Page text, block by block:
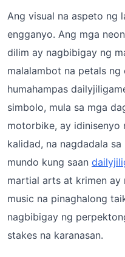
Ang visual na aspeto ng
engganyo. Ang mga
dilim ay nagbibigay ng
malalambot na petals ng
humahampas
simbolo, mula sa mga
motorbike, ay idinisenyo
kalidad, na nagdadala
mundo kung saan
martial arts at krimen ay
music na pinaghalong
nagbibigay ng
stakes na karanasan.